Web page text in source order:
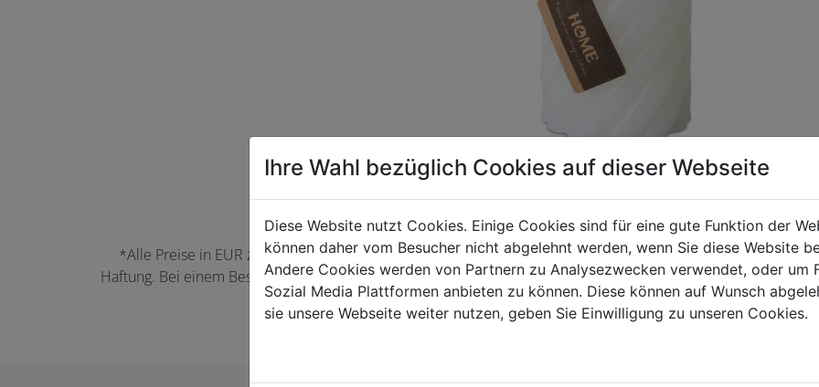
*Alle Preise in EUR zzgl. der jeweils gültigen Mehrwertsteuer und Versandkosten. Für Irrtümer und
Haftung. Bei einem Bestellwert unter 50,00 EUR behalten wir uns die Berechnung eines
können Farbabweichungen zwischen der Bildschirmdarstellung und dem
Ihre Wahl bezüglich Cookies auf dieser Webseite
Diese Website nutzt Cookies. Einige Cookies sind für eine gute Funktion der
können daher vom Besucher nicht abgelehnt werden, wenn Sie diese Website
Andere Cookies werden von Partnern zu Analysezwecken verwendet, oder um
Sozial Media Plattformen anbieten zu können. Diese können auf Wunsch
sie unsere Webseite weiter nutzen, geben Sie Einwilligung zu unseren Cookies.